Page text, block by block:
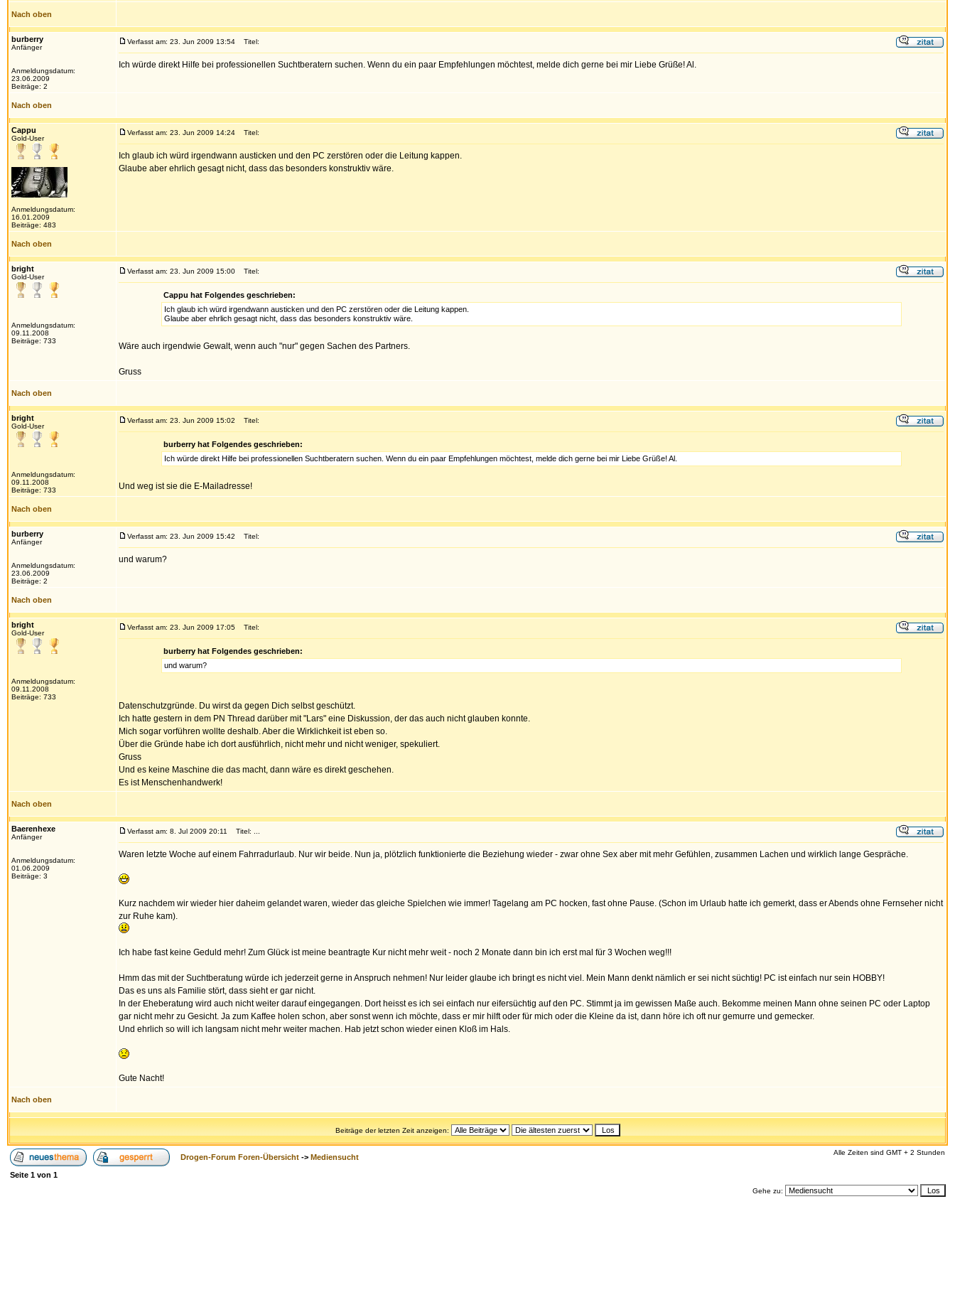
Nach oben
burberry
Anfänger
Anmeldungsdatum:
23.06.2009
Beiträge: 2
Verfasst am: 23. Jun 2009 13:54 Titel:
Ich würde direkt Hilfe bei professionellen Suchtberatern suchen. Wenn du ein paar Empfehlungen möchtest, melde dich gerne bei mir Liebe Grüße! Al.
Nach oben
Cappu
Gold-User
Anmeldungsdatum:
16.01.2009
Beiträge: 483
Verfasst am: 23. Jun 2009 14:24 Titel:
Ich glaub ich würd irgendwann austicken und den PC zerstören oder die Leitung kappen.
Glaube aber ehrlich gesagt nicht, dass das besonders konstruktiv wäre.
Nach oben
bright
Gold-User
Anmeldungsdatum:
09.11.2008
Beiträge: 733
Verfasst am: 23. Jun 2009 15:00 Titel:
Cappu hat Folgendes geschrieben:
Ich glaub ich würd irgendwann austicken und den PC zerstören oder die Leitung kappen.
Glaube aber ehrlich gesagt nicht, dass das besonders konstruktiv wäre.
Wäre auch irgendwie Gewalt, wenn auch "nur" gegen Sachen des Partners.
Gruss
Nach oben
bright
Gold-User
Anmeldungsdatum:
09.11.2008
Beiträge: 733
Verfasst am: 23. Jun 2009 15:02 Titel:
burberry hat Folgendes geschrieben:
Ich würde direkt Hilfe bei professionellen Suchtberatern suchen. Wenn du ein paar Empfehlungen möchtest, melde dich gerne bei mir Liebe Grüße! Al.
Und weg ist sie die E-Mailadresse!
Nach oben
burberry
Anfänger
Anmeldungsdatum:
23.06.2009
Beiträge: 2
Verfasst am: 23. Jun 2009 15:42 Titel:
und warum?
Nach oben
bright
Gold-User
Anmeldungsdatum:
09.11.2008
Beiträge: 733
Verfasst am: 23. Jun 2009 17:05 Titel:
burberry hat Folgendes geschrieben:
und warum?
Datenschutzgründe. Du wirst da gegen Dich selbst geschützt.
Ich hatte gestern in dem PN Thread darüber mit "Lars" eine Diskussion, der das auch nicht glauben konnte.
Mich sogar vorführen wollte deshalb. Aber die Wirklichkeit ist eben so.
Über die Gründe habe ich dort ausführlich, nicht mehr und nicht weniger, spekuliert.
Gruss
Und es keine Maschine die das macht, dann wäre es direkt geschehen.
Es ist Menschenhandwerk!
Nach oben
Baerenhexe
Anfänger
Anmeldungsdatum:
01.06.2009
Beiträge: 3
Verfasst am: 8. Jul 2009 20:11 Titel: ...
Waren letzte Woche auf einem Fahrradurlaub. Nur wir beide. Nun ja, plötzlich funktionierte die Beziehung wieder - zwar ohne Sex aber mit mehr Gefühlen, zusammen Lachen und wirklich lange Gespräche.
Kurz nachdem wir wieder hier daheim gelandet waren, wieder das gleiche Spielchen wie immer! Tagelang am PC hocken, fast ohne Pause. (Schon im Urlaub hatte ich gemerkt, dass er Abends ohne Fernseher nicht
zur Ruhe kam).
Ich habe fast keine Geduld mehr! Zum Glück ist meine beantragte Kur nicht mehr weit - noch 2 Monate dann bin ich erst mal für 3 Wochen weg!!!
Hmm das mit der Suchtberatung würde ich jederzeit gerne in Anspruch nehmen! Nur leider glaube ich bringt es nicht viel. Mein Mann denkt nämlich er sei nicht süchtig! PC ist einfach nur sein HOBBY!
Das es uns als Familie stört, dass sieht er gar nicht.
In der Eheberatung wird auch nicht weiter darauf eingegangen. Dort heisst es ich sei einfach nur eifersüchtig auf den PC. Stimmt ja im gewissen Maße auch. Bekomme meinen Mann ohne seinen PC oder Laptop
gar nicht mehr zu Gesicht. Ja zum Kaffee holen schon, aber sonst wenn ich möchte, dass er mir hilft oder für mich oder die Kleine da ist, dann höre ich oft nur gemurre und gemecker.
Und ehrlich so will ich langsam nicht mehr weiter machen. Hab jetzt schon wieder einen Kloß im Hals.
Gute Nacht!
Nach oben
Beiträge der letzten Zeit anzeigen:
Drogen-Forum Foren-Übersicht -> Mediensucht
Alle Zeiten sind GMT + 2 Stunden
Seite 1 von 1
Gehe zu: